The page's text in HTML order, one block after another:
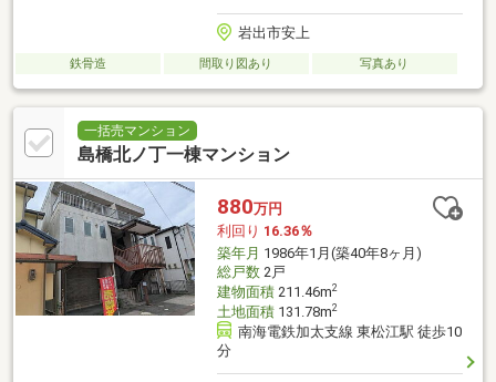
岩出市安上
鉄骨造 間取り図あり 写真あり
一括売マンション
島橋北ノ丁一棟マンション
880万円
利回り 16.36％
築年月 1986年1月(築40年8ヶ月)
総戸数2戸
建物面積211.46m2
土地面積131.78m2
南海電鉄加太支線 東松江駅 徒歩10
分